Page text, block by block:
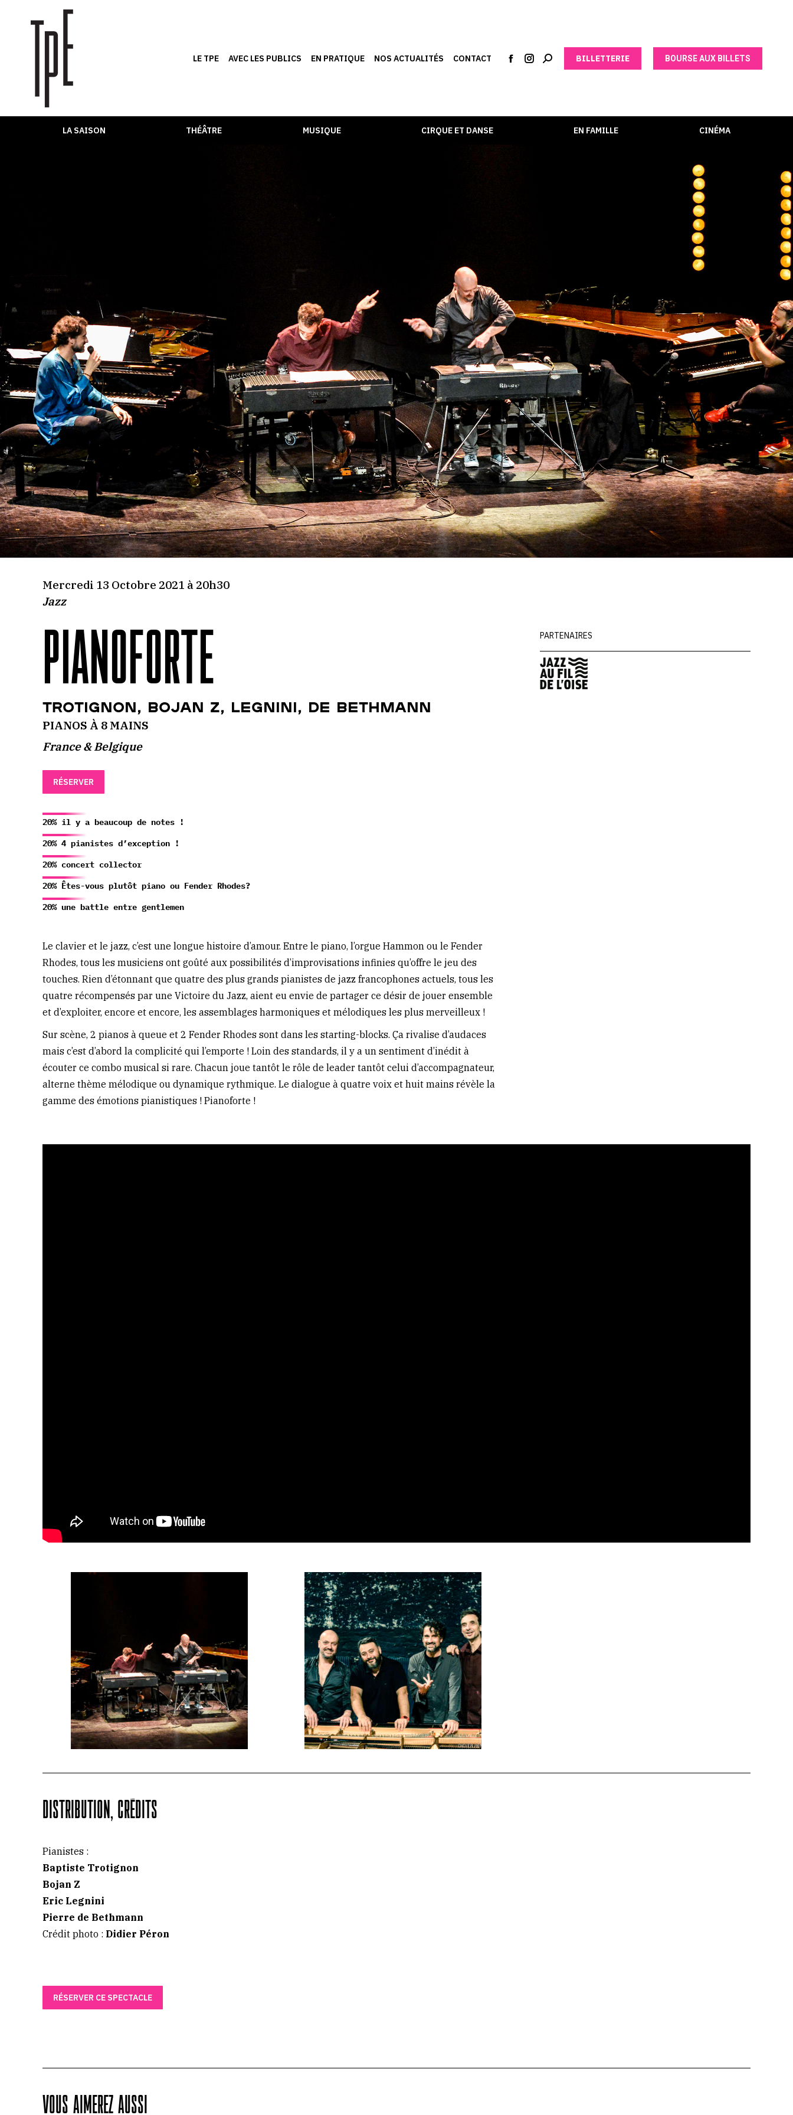
LE TPE AVEC LES PUBLICS EN PRATIQUE NOS ACTUALITÉS CONTACT BILLETTERIE BOURSE AUX BILLETS
LA SAISON THÉÂTRE MUSIQUE CIRQUE ET DANSE EN FAMILLE CINÉMA
Mercredi 13 Octobre 2021 à 20h30
Jazz
PIANOFORTE
Trotignon, Bojan Z, Legnini, de Bethmann
PIANOS À 8 MAINS
France & Belgique
RÉSERVER
20% il y a beaucoup de notes !
20% 4 pianistes d’exception !
20% concert collector
20% Êtes-vous plutôt piano ou Fender Rhodes?
20% une battle entre gentlemen
Le clavier et le jazz, c’est une longue histoire d’amour. Entre le piano, l’orgue Hammon ou le Fender
Rhodes, tous les musiciens ont goûté aux possibilités d’improvisations infinies qu’offre le jeu des
touches. Rien d’étonnant que quatre des plus grands pianistes de jazz francophones actuels, tous les
quatre récompensés par une Victoire du Jazz, aient eu envie de partager ce désir de jouer ensemble
et d’exploiter, encore et encore, les assemblages harmoniques et mélodiques les plus merveilleux !
Sur scène, 2 pianos à queue et 2 Fender Rhodes sont dans les starting-blocks. Ça rivalise d’audaces
mais c’est d’abord la complicité qui l’emporte ! Loin des standards, il y a un sentiment d’inédit à
écouter ce combo musical si rare. Chacun joue tantôt le rôle de leader tantôt celui d’accompagnateur,
alterne thème mélodique ou dynamique rythmique. Le dialogue à quatre voix et huit mains révèle la
gamme des émotions pianistiques ! Pianoforte !
PARTENAIRES
DISTRIBUTION, CRÉDITS
Pianistes :
Baptiste Trotignon
Bojan Z
Eric Legnini
Pierre de Bethmann
Crédit photo : Didier Péron
RÉSERVER CE SPECTACLE
VOUS AIMEREZ AUSSI